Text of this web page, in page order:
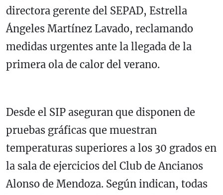
directora gerente del SEPAD, Estrella
Ángeles Martínez Lavado, reclamando
medidas urgentes ante la llegada de la
primera ola de calor del verano.
Desde el SIP aseguran que disponen de
pruebas gráficas que muestran
temperaturas superiores a los 30 grados en
la sala de ejercicios del Club de Ancianos
Alonso de Mendoza. Según indican, todas